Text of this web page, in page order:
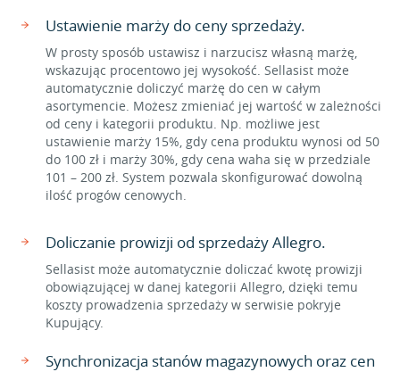
Ustawienie marży do ceny sprzedaży.
W prosty sposób ustawisz i narzucisz własną marżę,
wskazując procentowo jej wysokość. Sellasist może
automatycznie doliczyć marżę do cen w całym
asortymencie. Możesz zmieniać jej wartość w zależności
od ceny i kategorii produktu. Np. możliwe jest
ustawienie marży 15%, gdy cena produktu wynosi od 50
do 100 zł i marży 30%, gdy cena waha się w przedziale
101 – 200 zł. System pozwala skonfigurować dowolną
ilość progów cenowych.
Doliczanie prowizji od sprzedaży Allegro.
Sellasist może automatycznie doliczać kwotę prowizji
obowiązującej w danej kategorii Allegro, dzięki temu
koszty prowadzenia sprzedaży w serwisie pokryje
Kupujący.
Synchronizacja stanów magazynowych oraz cen